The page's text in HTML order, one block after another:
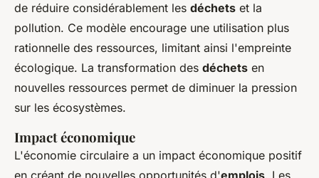
de réduire considérablement les déchets et la
pollution. Ce modèle encourage une utilisation plus
rationnelle des ressources, limitant ainsi l'empreinte
écologique. La transformation des déchets en
nouvelles ressources permet de diminuer la pression
sur les écosystèmes.
Impact économique
L'économie circulaire a un impact économique positif